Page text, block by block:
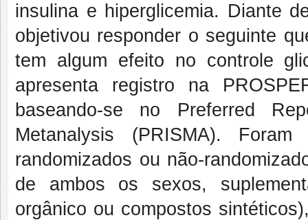
insulina e hiperglicemia. Diante
objetivou responder o seguinte
tem algum efeito no controle
apresenta registro na
baseando-se no Preferred
Metanalysis (PRISMA).
randomizados ou não-
de ambos os sexos,
orgânico ou compostos